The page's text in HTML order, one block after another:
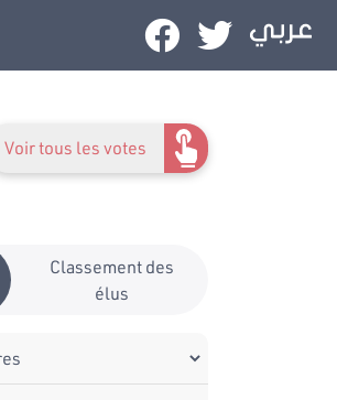
Voir tous les votes
Classement des
élus